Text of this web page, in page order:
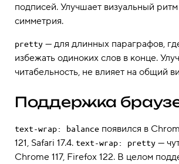
подписей. Улучшает визуальный
симметрия.
pretty — для длинных параграфов,
избежать одиноких слов в конце.
читабельность, не влияет на общий
Поддержка
text-wrap: balance появился в
121, Safari 17.4. text-wrap: pretty —
Chrome 117, Firefox 122. В целом